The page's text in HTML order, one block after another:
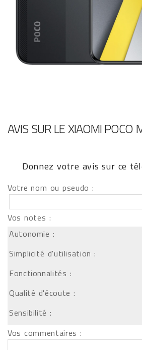
AVIS SUR LE XIAOMI POCO
Donnez votre avis sur ce
Votre nom ou pseudo :
Vos notes :
Autonomie :
Simplicité d'utilisation :
Fonctionnalités :
Qualité d'écoute :
Sensibilité :
Vos commentaires :